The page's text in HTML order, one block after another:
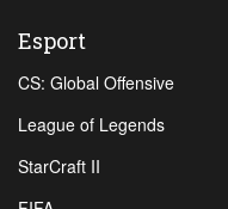
Esport
CS: Global Offensive
League of Legends
StarCraft II